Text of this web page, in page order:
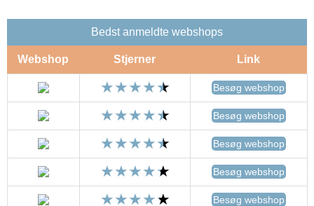
Bedst anmeldte webshops
Webshop Stjerner Link
Besøg webshop
Besøg webshop
Besøg webshop
Besøg webshop
Besøg webshop